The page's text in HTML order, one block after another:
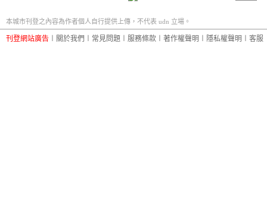
本城市刊登之內容為作者個人自行提供上傳，不代表 udn 立場。
刊登網站廣告 關於我們 常見問題 服務條款 著作權聲明 隱私權聲明 客服